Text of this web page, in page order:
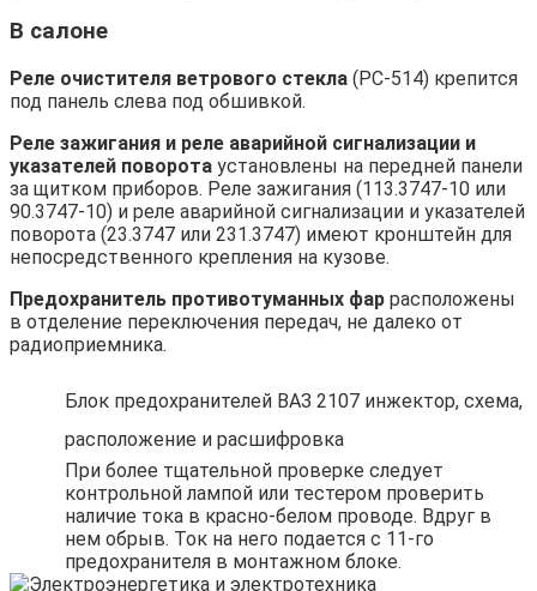
В салоне
Реле очистителя ветрового стекла (РС-514) крепится
под панель слева под обшивкой.
Реле зажигания и реле аварийной сигнализации и
указателей поворота установлены на передней панели
за щитком приборов. Реле зажигания (113.3747-10 или
90.3747-10) и реле аварийной сигнализации и указателей
поворота (23.3747 или 231.3747) имеют кронштейн для
непосредственного крепления на кузове.
Предохранитель противотуманных фар расположены
в отделение переключения передач, не далеко от
радиоприемника.
Блок предохранителей ВАЗ 2107 инжектор, схема,
расположение и расшифровка
При более тщательной проверке следует
контрольной лампой или тестером проверить
наличие тока в красно-белом проводе. Вдруг в
нем обрыв. Ток на него подается с 11-го
предохранителя в монтажном блоке.